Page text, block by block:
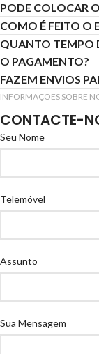
PODE COLOCAR
COMO É FEITO O
QUANTO TEMPO
O PAGAMENTO?
FAZEM ENVIOS
INFORMAÇÕES SOBRE
CONTACTE-
Seu Nome
Telemóvel
Assunto
Sua Mensagem